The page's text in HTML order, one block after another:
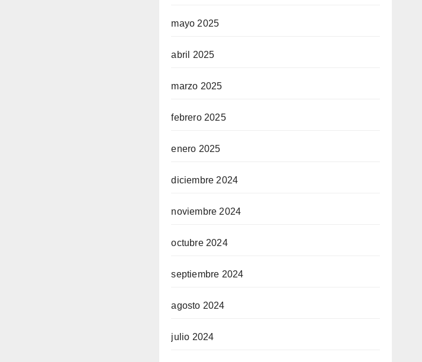
mayo 2025
abril 2025
marzo 2025
febrero 2025
enero 2025
diciembre 2024
noviembre 2024
octubre 2024
septiembre 2024
agosto 2024
julio 2024